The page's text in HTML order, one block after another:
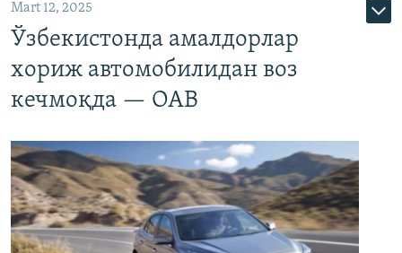
Mart 12, 2025
Ўзбекистонда амалдорлар
хориж автомобилидан воз
кечмоқда — ОАВ